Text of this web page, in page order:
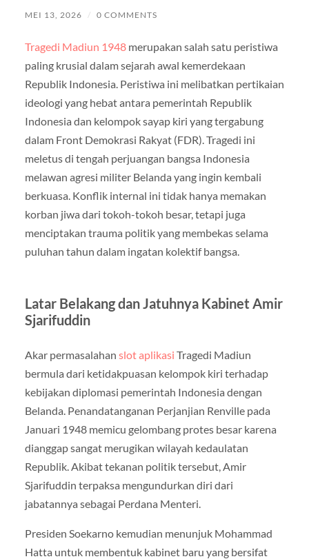
MEI 13, 2026 / 0 COMMENTS
Tragedi Madiun 1948merupakan salah satu peristiwa
paling krusial dalam sejarah awal kemerdekaan
Republik Indonesia. Peristiwa ini melibatkan pertikaian
ideologi yang hebat antara pemerintah Republik
Indonesia dan kelompok sayap kiri yang tergabung
dalam Front Demokrasi Rakyat (FDR). Tragedi ini
meletus di tengah perjuangan bangsa Indonesia
melawan agresi militer Belanda yang ingin kembali
berkuasa. Konflik internal ini tidak hanya memakan
korban jiwa dari tokoh-tokoh besar, tetapi juga
menciptakan trauma politik yang membekas selama
puluhan tahun dalam ingatan kolektif bangsa.
Latar Belakang dan Jatuhnya Kabinet Amir
Sjarifuddin
Akar permasalahan slot aplikasi Tragedi Madiun
bermula dari ketidakpuasan kelompok kiri terhadap
kebijakan diplomasi pemerintah Indonesia dengan
Belanda. Penandatanganan Perjanjian Renville pada
Januari 1948 memicu gelombang protes besar karena
dianggap sangat merugikan wilayah kedaulatan
Republik. Akibat tekanan politik tersebut, Amir
Sjarifuddin terpaksa mengundurkan diri dari
jabatannya sebagai Perdana Menteri.
Presiden Soekarno kemudian menunjuk Mohammad
Hatta untuk membentuk kabinet baru yang bersifat